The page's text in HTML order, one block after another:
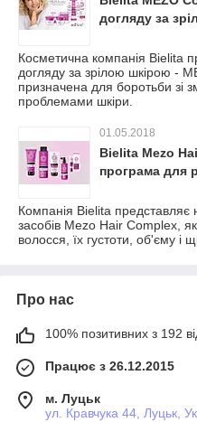
догляду за
Косметична компанія Bielita
догляду за зрілою шкірою -
призначена для боротьби зі
проблемами шкіри.
01.05.2018
Bielita Mezo
програма для
Компанія Bielita представляє
засобів Mezo Hair Complex,
волосся, їх густоти, об'єму і
Про нас
100% позитивних з 192
Працює з 26.12.2015
м. Луцьк
ул. Кравчука 44, Луцьк,